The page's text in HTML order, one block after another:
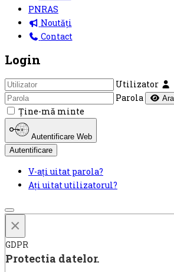
PNRAS
Noutăți
Contact
Login
Utilizator
Parola
Ţine-mă minte
Autentificare Web
Autentificare
V-ați uitat parola?
Ați uitat utilizatorul?
×
GDPR
Protectia datelor.